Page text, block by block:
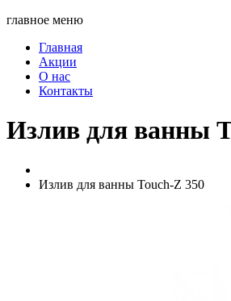
главное меню
Главная
Акции
О нас
Контакты
Излив для ванны
Излив для ванны Touch-Z 350